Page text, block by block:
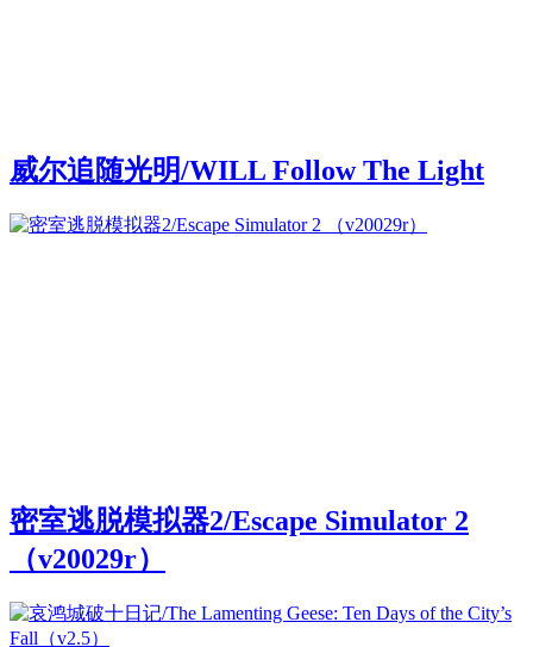
威尔追随光明/WILL Follow The Light
密室逃脱模拟器2/Escape Simulator 2
（v20029r）